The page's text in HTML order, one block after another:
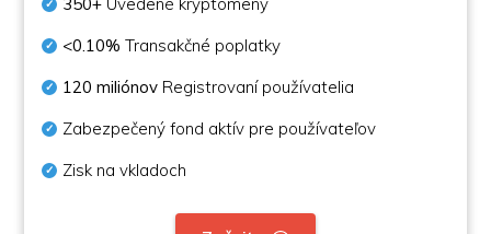
<0.10% Transakčné poplatky
120 miliónov Registrovaní používatelia
Zabezpečený fond aktív pre používateľov
Zisk na vkladoch